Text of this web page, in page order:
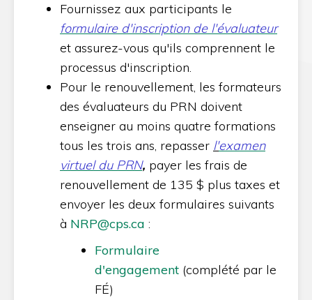
Fournissez aux participants le
formulaire d'inscription de l'évaluateur
et assurez-vous qu'ils comprennent le
processus d'inscription.
Pour le renouvellement, les formateurs
des évaluateurs du PRN doivent
enseigner au moins quatre formations
tous les trois ans, repasser l'examen
virtuel du PRN, payer les frais de
renouvellement de 135 $ plus taxes et
envoyer les deux formulaires suivants
à NRP@cps.ca :
Formulaire
d'engagement (complété par le
FÉ)